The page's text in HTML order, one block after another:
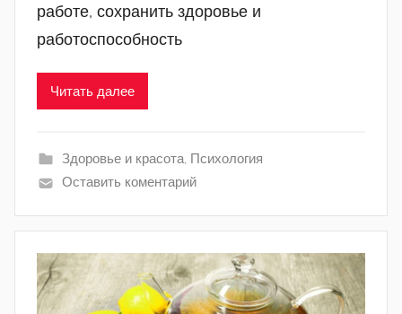
работе, сохранить здоровье и
работоспособность
Читать далее
Здоровье и красота, Психология
Оставить коментарий